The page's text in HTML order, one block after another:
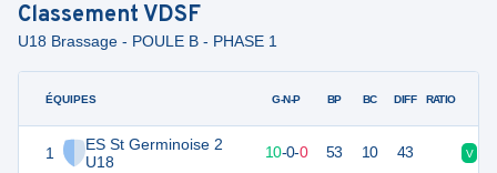
Classement VDSF
U18 Brassage - POULE B - PHASE 1
ÉQUIPES
1
ES St Germinoise 2
U18
G-N-P BP BC DIFF RATIO
30 10-0-0 53 10 43 V